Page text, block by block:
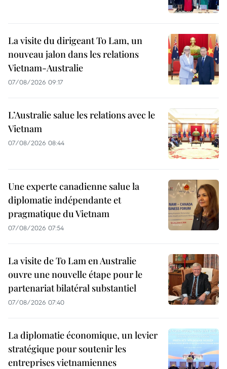
La visite du dirigeant To Lam, un
nouveau jalon dans les relations
Vietnam-Australie
07/08/2026 09:17
L’Australie salue les relations avec le
Vietnam
07/08/2026 08:44
Une experte canadienne salue la
diplomatie indépendante et
pragmatique du Vietnam
07/08/2026 07:54
La visite de To Lam en Australie
ouvre une nouvelle étape pour le
partenariat bilatéral substantiel
07/08/2026 07:40
La diplomatie économique, un levier
stratégique pour soutenir les
entreprises vietnamiennes